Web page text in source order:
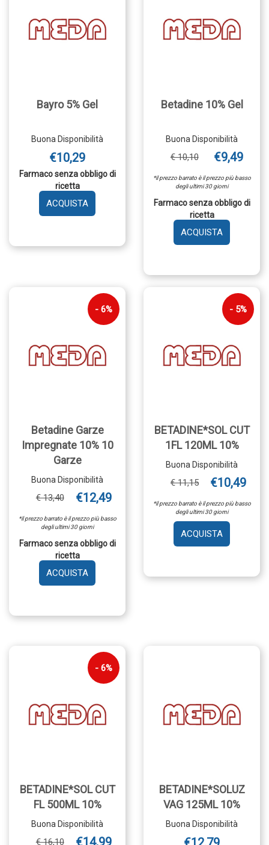
Bayro 5% Gel
Buona Disponibilità
€10,29
Farmaco senza obbligo di
ricetta
AGGIUNGI BAYRO
5%
CARRELLO
Betadine 10% Gel
Buona Disponibilità
€ 10,10 €9,49
*il prezzo barrato è il prezzo più basso
degli ultimi 30 giorni
Farmaco senza obbligo di
ricetta
10%
CARRELLO
Betadine Garze
Impregnate 10% 10
Garze
Buona Disponibilità
6%
€ 13,40 €12,49
*il prezzo barrato è il prezzo più basso
degli ultimi 30 giorni
Farmaco senza obbligo di
ricetta
AGGIUNGI BETADINE
GARZE
BETADINE*SOL CUT
1FL 120ML 10%
Buona Disponibilità
5%
€ 11,15 €10,49
*il prezzo barrato è il prezzo più basso
degli ultimi 30 giorni
AGGIUNGI
CUT
BETADINE*SOL CUT
FL 500ML 10%
Buona Disponibilità
6%
€ 16,10
BETADINE*SOLUZ
VAG 125ML 10%
Buona Disponibilità